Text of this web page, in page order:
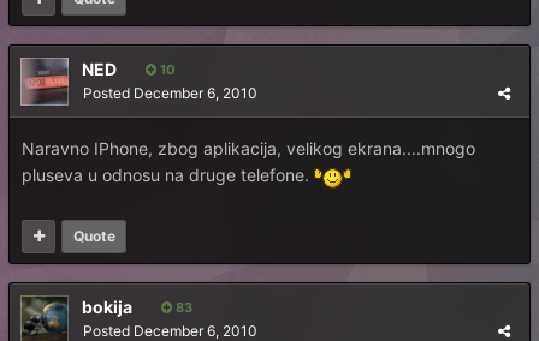
NED 10
Posted December 6, 2010
Naravno IPhone, zbog aplikacija, velikog ekrana....mnogo
pluseva u odnosu na druge telefone.
Quote
bokija 83
Posted December 6, 2010